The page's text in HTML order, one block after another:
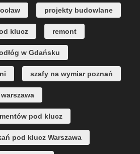
projekty budowlane
klucz remont
w Gdańsku
szafy na wymiar poznań
pod klucz
pod klucz Warszawa